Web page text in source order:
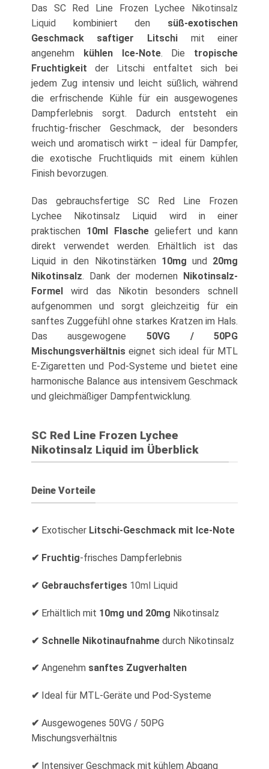
Das SC Red Line Frozen Lychee
Nikotinsalz
Liquid kombiniert den süß-exotischen
Geschmack saftiger Litschi mit einer
angenehm
kühlen Ice-Note. Die tropische
Fruchtigkeit der Litschi entfaltet sich bei
jedem Zug intensiv und leicht süßlich, während
die erfrischende Kühle für ein ausgewogenes
Dampferlebnis sorgt. Dadurch entsteht ein
fruchtig-frischer Geschmack, der besonders
weich und aromatisch wirkt – ideal für Dampfer,
die exotische Fruchtliquids mit einem kühlen
Finish bevorzugen.
Das gebrauchsfertige SC Red Line Frozen
Lychee Nikotinsalz Liquid wird in einer
praktischen 10ml Flaschegeliefert und kann
direkt verwendet werden. Erhältlich ist das
Liquid in den Nikotinstärken 10mg und 20mg
Nikotinsalz. Dank der modernen Nikotinsalz-
Formelwird das Nikotin besonders schnell
aufgenommen und sorgt gleichzeitig für ein
sanftes Zuggefühl ohne starkes Kratzen im Hals.
Das ausgewogene 50VG / 50PG
Mischungsverhältniseignet sich ideal für MTL
E-Zigaretten und Pod-Systeme und bietet eine
harmonische Balance aus intensivem Geschmack
und gleichmäßiger Dampfentwicklung.
SC Red Line Frozen Lychee
Nikotinsalz Liquid im Überblick
Deine Vorteile
✔ Exotischer Litschi-Geschmack mit Ice-Note
✔ Fruchtig-frisches Dampferlebnis
✔ Gebrauchsfertiges 10ml Liquid
✔ Erhältlich mit 10mg und 20mg Nikotinsalz
✔ Schnelle Nikotinaufnahmedurch Nikotinsalz
✔ Angenehm sanftes Zugverhalten
✔ Ideal für MTL-Geräte und Pod-Systeme
✔ Ausgewogenes 50VG / 50PG
Mischungsverhältnis
✔ Intensiver Geschmack mit kühlem Abgang